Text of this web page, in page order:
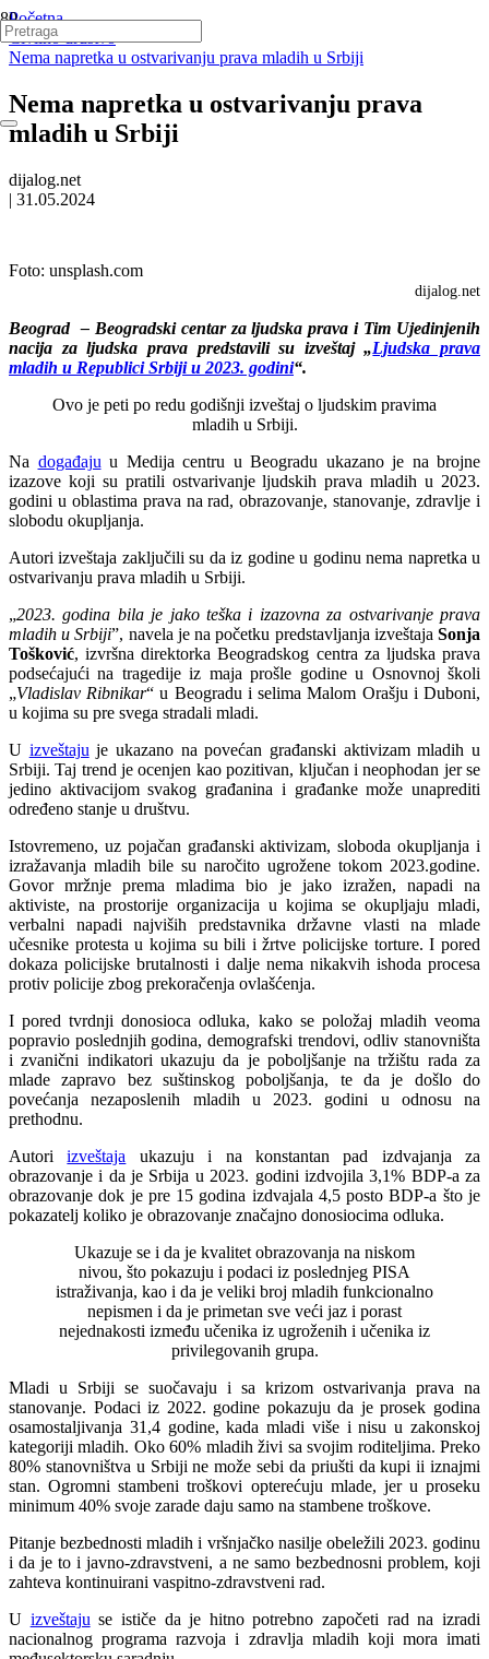
Početna
Civilno društvo
Nema napretka u ostvarivanju prava mladih u Srbiji
Nema napretka u ostvarivanju prava
mladih u Srbiji
dijalog.net
| 31.05.2024
Foto: unsplash.com
dijalog.net
Beograd – Beogradski centar za ljudska prava i Tim Ujedinjenih
nacija za ljudska prava predstavili su izveštaj „Ljudska prava
mladih u Republici Srbiji u 2023. godini“.
Ovo je peti po redu godišnji izveštaj o ljudskim pravima
mladih u Srbiji.
Na događaju u Medija centru u Beogradu ukazano je na brojne
izazove koji su pratili ostvarivanje ljudskih prava mladih u 2023.
godini u oblastima prava na rad, obrazovanje, stanovanje, zdravlje i
slobodu okupljanja.
Autori izveštaja zaključili su da iz godine u godinu nema napretka u
ostvarivanju prava mladih u Srbiji.
„2023. godina bila je jako teška i izazovna za ostvarivanje prava
mladih u Srbiji”, navela je na početku predstavljanja izveštajaSonja
Tošković, izvršna direktorka Beogradskog centra za ljudska prava
podsećajući na tragedije iz maja prošle godine u Osnovnoj školi
„Vladislav Ribnikar“ u Beogradu i selima Malom Orašju i Duboni,
u kojima su pre svega stradali mladi.
U izveštaju je ukazano na povećan građanski aktivizam mladih u
Srbiji. Taj trend je ocenjen kao pozitivan, ključan i neophodan jer se
jedino aktivacijom svakog građanina i građanke može unaprediti
određeno stanje u društvu.
Istovremeno, uz pojačan građanski aktivizam, sloboda okupljanja i
izražavanja mladih bile su naročito ugrožene tokom 2023.godine.
Govor mržnje prema mladima bio je jako izražen, napadi na
aktiviste, na prostorije organizacija u kojima se okupljaju mladi,
verbalni napadi najviših predstavnika državne vlasti na mlade
učesnike protesta u kojima su bili i žrtve policijske torture. I pored
dokaza policijske brutalnosti i dalje nema nikakvih ishoda procesa
protiv policije zbog prekoračenja ovlašćenja.
I pored tvrdnji donosioca odluka, kako se položaj mladih veoma
popravio poslednjih godina, demografski trendovi, odliv stanovništa
i zvanični indikatori ukazuju da je poboljšanje na tržištu rada za
mlade zapravo bez suštinskog poboljšanja, te da je došlo do
povećanja nezaposlenih mladih u 2023. godini u odnosu na
prethodnu.
Autoriizveštaja ukazuju i na konstantan pad izdvajanja za
obrazovanje i da je Srbija u 2023. godini izdvojila 3,1% BDP-a za
obrazovanje dok je pre 15 godina izdvajala 4,5 posto BDP-a što je
pokazatelj koliko je obrazovanje značajno donosiocima odluka.
Ukazuje se i da je kvalitet obrazovanja na niskom
nivou, što pokazuju i podaci iz poslednjeg PISA
istraživanja, kao i da je veliki broj mladih funkcionalno
nepismen i da je primetan sve veći jaz i porast
nejednakosti između učenika iz ugroženih i učenika iz
privilegovanih grupa.
Mladi u Srbiji se suočavaju i sa krizom ostvarivanja prava na
stanovanje. Podaci iz 2022. godine pokazuju da je prosek godina
osamostaljivanja 31,4 godine, kada mladi više i nisu u zakonskoj
kategoriji mladih. Oko 60% mladih živi sa svojim roditeljima. Preko
80% stanovništva u Srbiji ne može sebi da priušti da kupi ii iznajmi
stan. Ogromni stambeni troškovi opterećuju mlade, jer u proseku
minimum 40% svoje zarade daju samo na stambene troškove.
Pitanje bezbednosti mladih i vršnjačko nasilje obeležili 2023. godinu
i da je to i javno-zdravstveni, a ne samo bezbednosni problem, koji
zahteva kontinuirani vaspitno-zdravstveni rad.
U izveštaju se ističe da je hitno potrebno započeti rad na izradi
nacionalnog programa razvoja i zdravlja mladih koji mora imati